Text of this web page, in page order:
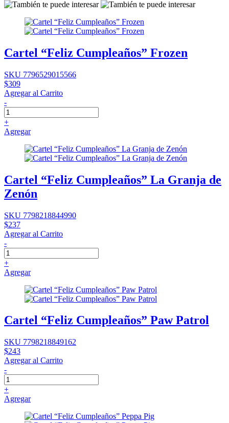
Cartel “Feliz Cumpleaños” Frozen
SKU 7796529015566
$309
Agregar al Carrito
-
+
Agregar
Cartel “Feliz Cumpleaños” La Granja de
Zenón
SKU 7798218844990
$237
Agregar al Carrito
-
+
Agregar
Cartel “Feliz Cumpleaños” Paw Patrol
SKU 7798218849162
$243
Agregar al Carrito
-
+
Agregar